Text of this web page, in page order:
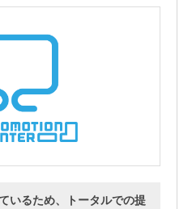
いるため、トータルでの提